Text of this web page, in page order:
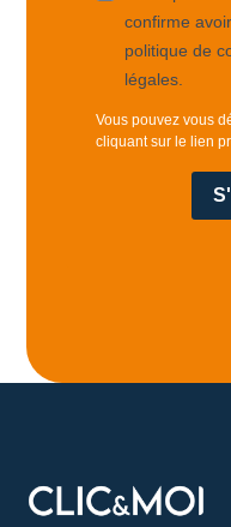
confirme
politique de
légales.
Vous pouvez vous
cliquant sur le lien